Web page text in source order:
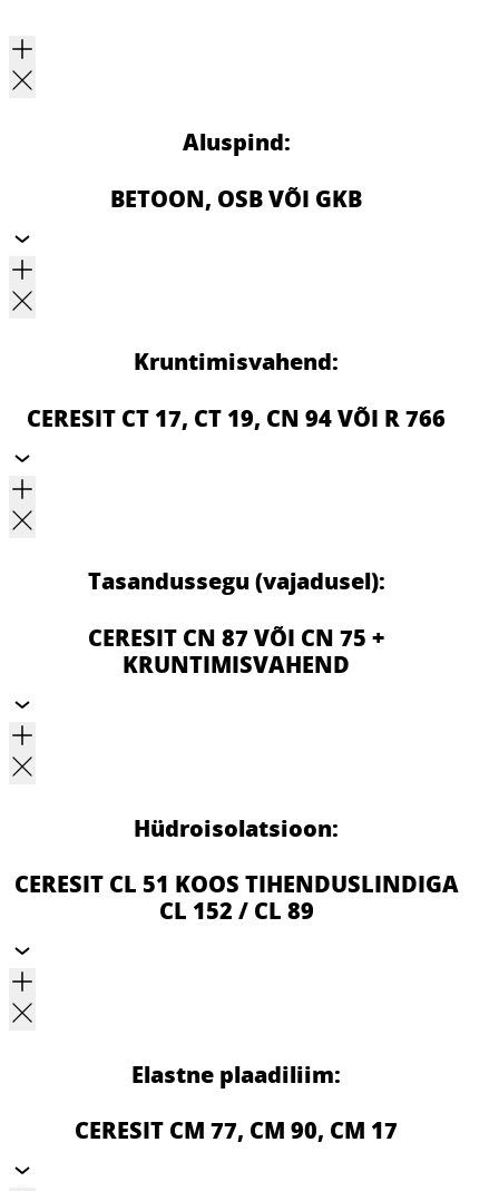
Aluspind:
BETOON, OSB VÕI GKB
Kruntimisvahend:
CERESIT CT 17, CT 19, CN 94 VÕI R 766
Tasandussegu (vajadusel):
CERESIT CN 87 VÕI CN 75 +
KRUNTIMISVAHEND
Hüdroisolatsioon:
CERESIT CL 51 KOOS TIHENDUSLINDIGA
CL 152 / CL 89
Elastne plaadiliim:
CERESIT CM 77, CM 90, CM 17